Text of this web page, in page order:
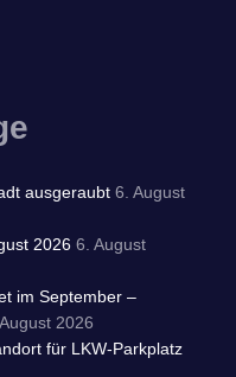
ausgeraubt 6. August
2026 6. August
im September –
2026
für LKW-Parkplatz